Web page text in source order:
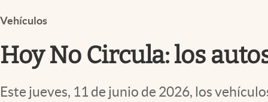
Brand Strategy
Vida y estilo
Tv
Vehículos
Hoy No Circula: los
Este jueves, 11 de junio de 2026, los